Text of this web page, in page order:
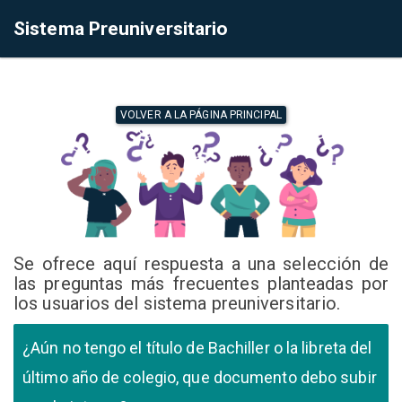
Sistema Preuniversitario
VOLVER A LA PÁGINA PRINCIPAL
Se ofrece aquí respuesta a una selección de
las preguntas más frecuentes planteadas por
los usuarios del sistema preuniversitario.
¿Aún no tengo el título de Bachiller o la libreta del
último año de colegio, que documento debo subir